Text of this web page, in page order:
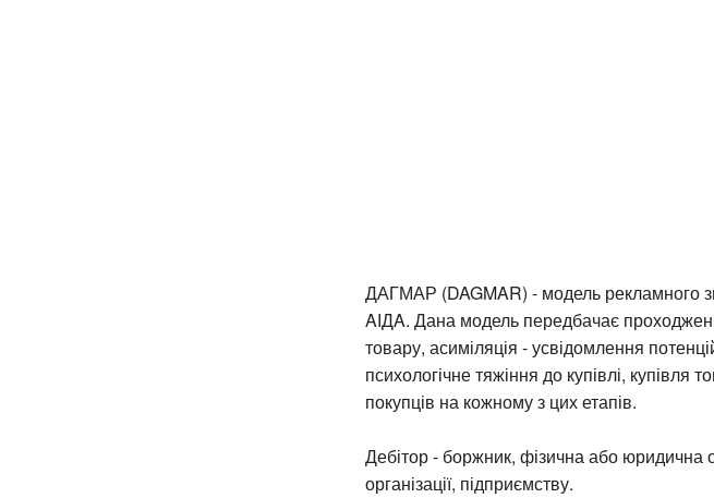
ДАГМАР (DAGMAR) - модель рекламного
AІДA. Дана модель передбачає
товару, асиміляція - усвідомлення
психологічне тяжіння до купівлі, купівля
покупців на кожному з цих етапів.
Дебітор - боржник, фізична або юридична
організації, підприємству.